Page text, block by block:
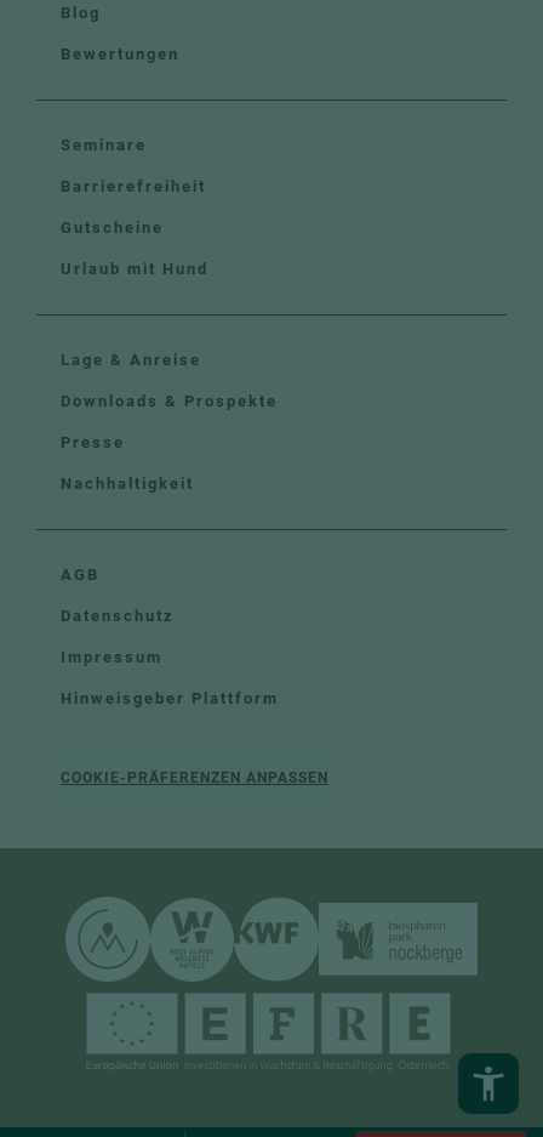
Blog
Bewertungen
Seminare
Barrierefreiheit
Gutscheine
Urlaub mit Hund
Lage & Anreise
Downloads & Prospekte
Presse
Nachhaltigkeit
AGB
Datenschutz
Impressum
Hinweisgeber Plattform
COOKIE-PRÄFERENZEN ANPASSEN